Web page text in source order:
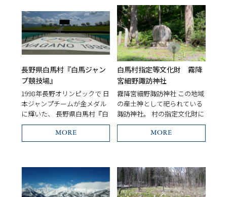
長野県白馬村『白馬ジャン
プ競技場』
1998年長野オリンピックで 日
本ジャンプチームが金メダル
に輝いた、 長野県白馬村『白
馬ジャンプ競技場』 営業時間
内であれば、一般の方もリフ
トに乗ってスタートタワーに
MORE
白馬村指定等文化財 霧降
宮細野諏訪神社
霧降宮細野諏訪神社 この地域
の産土神として祀られている
諏訪神社。 村の指定文化財に
登録されています。 境内は木
陰が涼やかですが、荘厳な雰
囲気を空気がまとっていま
は、 […]
MORE